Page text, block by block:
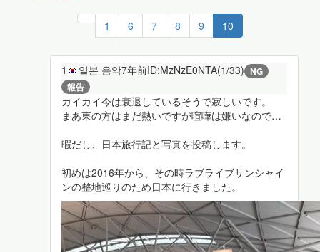
1 6 7 8 9 10
1 일본 음악7年前ID:MzNzE0NTA(1/33) NG
報告
カイカイ今は衰退しているそうで寂しいです。
まあ東の方はまだ熱いですが喧嘩は嫌いなので…
暇だし、日本旅行記と写真を投稿します。
初めは2016年から、その時ラブライブサンシャイ
ンの整地巡りのため日本に行きました。